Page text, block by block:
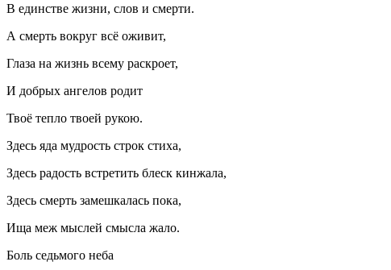
В единстве жизни, слов и смерти.
А смерть вокруг всё оживит,
Глаза на жизнь всему раскроет,
И добрых ангелов родит
Твоё тепло твоей рукою.
Здесь яда мудрость строк стиха,
Здесь радость встретить блеск кинжала,
Здесь смерть замешкалась пока,
Ища меж мыслей смысла жало.
Боль седьмого неба